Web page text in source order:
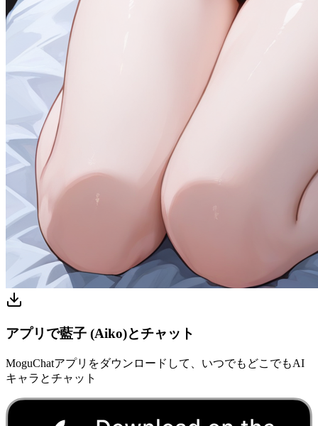
アプリで藍子 (Aiko)とチャット
MoguChatアプリをダウンロードして、いつでもどこでもAI
キャラとチャット